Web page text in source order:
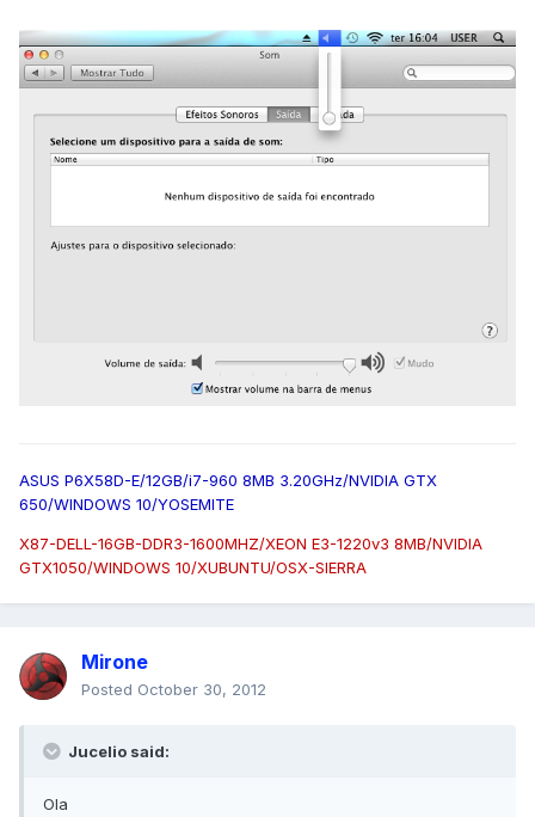
ASUS P6X58D-E/12GB/i7-960 8MB 3.20GHz/NVIDIA GTX
650/WINDOWS 10/YOSEMITE
X87-DELL-16GB-DDR3-1600MHZ/XEON E3-1220v3 8MB/NVIDIA
GTX1050/WINDOWS 10/XUBUNTU/OSX-SIERRA
Mirone
Posted October 30, 2012
Jucelio said:
Ola